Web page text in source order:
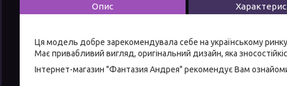
Опис
Ця модель добре зарекомендувала себе на українському
Має привабливий вигляд, оригінальний дизайн, яка
Інтернет-магазин "Фантазия Андрея" рекомендує Вам